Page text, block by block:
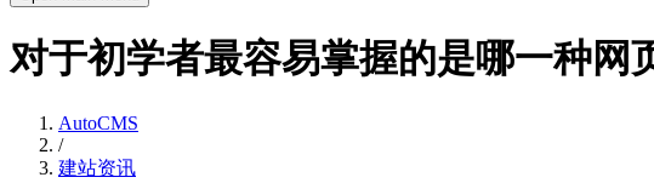
对于初学者最容易掌握的是哪一种网
AutoCMS
/
建站资讯